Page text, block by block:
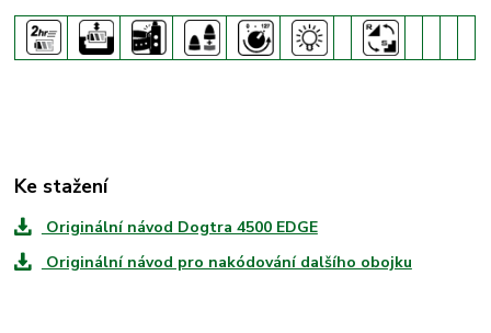
Ke stažení
Originální návod Dogtra 4500 EDGE
Originální návod pro nakódování dalšího obojku